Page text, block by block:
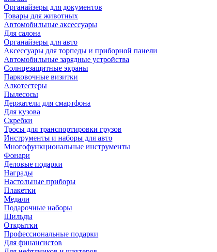
Органайзеры для документов
Товары для животных
Автомобильные аксессуары
Для салона
Органайзеры для авто
Аксессуары для торпеды и приборной панели
Автомобильные зарядные устройства
Солнцезащитные экраны
Парковочные визитки
Алкотестеры
Пылесосы
Держатели для смартфона
Для кузова
Скребки
Тросы для транспортировки грузов
Инструменты и наборы для авто
Многофункциональные инструменты
Фонари
Деловые подарки
Награды
Настольные приборы
Плакетки
Медали
Подарочные наборы
Шильды
Открытки
Профессиональные подарки
Для финансистов